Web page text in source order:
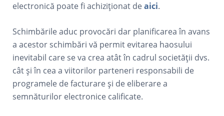
electronică poate fi achiziționat deaici.
Schimbările aduc provocări dar planificarea în avans
a acestor schimbări vă permit evitarea haosului
inevitabil care se va crea atât în cadrul societății dvs.
cât și în cea a viitorilor parteneri responsabili de
programele de facturare și de eliberare a
semnăturilor electronice calificate.